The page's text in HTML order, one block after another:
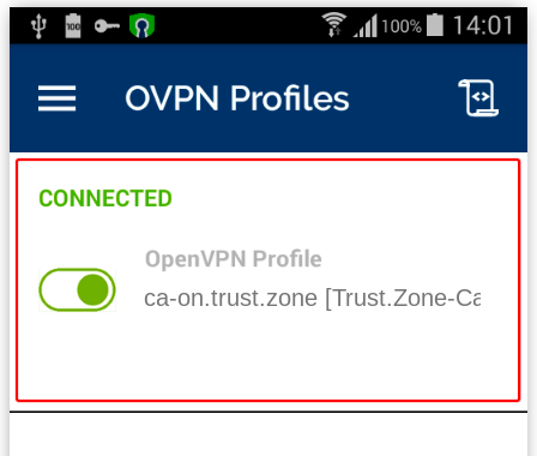
ca-on.trust.zone [Trust.Zone-